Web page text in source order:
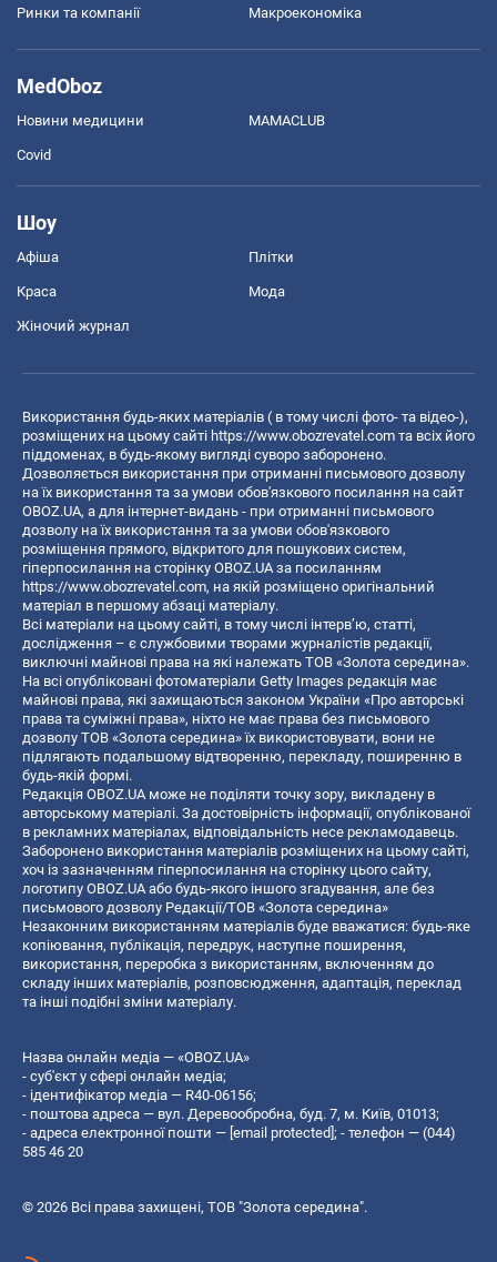
Ринки та компанії Макроекономіка
MedOboz
Новини медицини MAMACLUB
Covid
Шоу
Афіша Плітки
Краса Мода
Жіночий журнал
Використання будь-яких матеріалів ( в тому числі фото- та відео-),
розміщених на цьому сайті https://www.obozrevatel.com та всіх його
піддоменах, в будь-якому вигляді суворо заборонено.
Дозволяється використання при отриманні письмового дозволу
на їх використання та за умови обов'язкового посилання на сайт
OBOZ.UA, а для інтернет-видань - при отриманні письмового
дозволу на їх використання та за умови обов'язкового
розміщення прямого, відкритого для пошукових систем,
гіперпосилання на сторінку OBOZ.UA за посиланням
https://www.obozrevatel.com, на якій розміщено оригінальний
матеріал в першому абзаці матеріалу.
Всі матеріали на цьому сайті, в тому числі інтерв’ю, статті,
дослідження – є службовими творами журналістів редакції,
виключні майнові права на які належать ТОВ «Золота середина».
На всі опубліковані фотоматеріали Getty Images редакція має
майнові права, які захищаються законом України «Про авторські
права та суміжні права», ніхто не має права без письмового
дозволу ТОВ «Золота середина» їх використовувати, вони не
підлягають подальшому відтворенню, перекладу, поширенню в
будь-якій формі.
Редакція OBOZ.UA може не поділяти точку зору, викладену в
авторському матеріалі. За достовірність інформації, опублікованої
в рекламних матеріалах, відповідальність несе рекламодавець.
Заборонено використання матеріалів розміщених на цьому сайті,
хоч із зазначенням гіперпосилання на сторінку цього сайту,
логотипу OBOZ.UA або будь-якого іншого згадування, але без
письмового дозволу Редакції/ТОВ «Золота середина»
Незаконним використанням матеріалів буде вважатися: будь-яке
копiювання, публiкацiя, передрук, наступне поширення,
використання, переробка з використанням, включенням до
складу інших матеріалів, розповсюдження, адаптація, переклад
та інші подібні зміни матеріалу.
Назва онлайн медіа — «OBOZ.UA»
- суб'єкт у сфері онлайн медіа;
- ідентифікатор медіа — R40-06156;
- поштова адреса — вул. Деревообробна, буд. 7, м. Київ, 01013;
- адреса електронної пошти — [email protected] ; - телефон — (044)
585 46 20
© 2026 Всі права захищені, ТОВ "Золота середина".